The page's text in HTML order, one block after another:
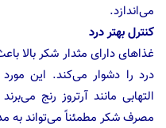
می‌اندازد.
کنترل بهتر درد
غذاهای دارای مثدار شکر بالا
درد را دشوار می‌کند. این
التهابی مانند آرتروز رنج
مصرف شکر مطمئناً می‌تواند به